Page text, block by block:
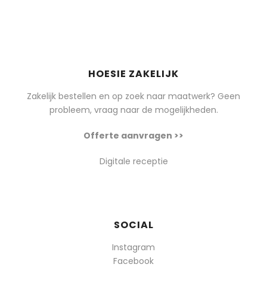
HOESIE ZAKELIJK
Zakelijk bestellen en op zoek naar maatwerk? Geen
probleem, vraag naar de mogelijkheden.
Offerte aanvragen >>
Digitale receptie
SOCIAL
Instagram
Facebook